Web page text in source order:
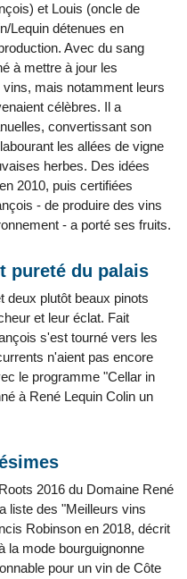
et Louis (oncle de
Lequin détenues en
Avec du sang
à mettre à jour les
mais notamment leurs
célèbres. Il a
convertissant son
les allées de vigne
herbes. Des idées
2010, puis certifiées
- de produire des vins
- a porté ses fruits.
pureté du palais
deux plutôt beaux pinots
et leur éclat. Fait
s'est tourné vers les
n'aient pas encore
le programme "Cellar in
à René Lequin Colin un
2016 du Domaine René
liste des "Meilleurs vins
Robinson en 2018, décrit
la mode bourguignonne
pour un vin de Côte